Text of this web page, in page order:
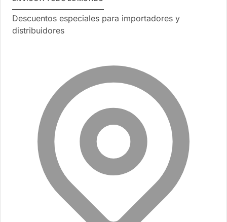
Descuentos especiales para importadores y
distribuidores